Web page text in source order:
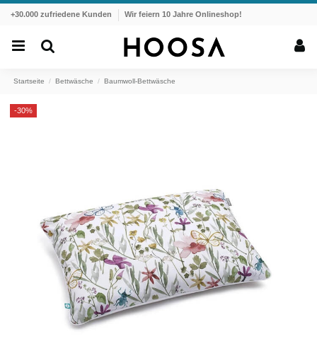
+30.000 zufriedene Kunden Wir feiern 10 Jahre Onlineshop!
Startseite Bettwäsche Baumwoll-Bettwäsche
-30%